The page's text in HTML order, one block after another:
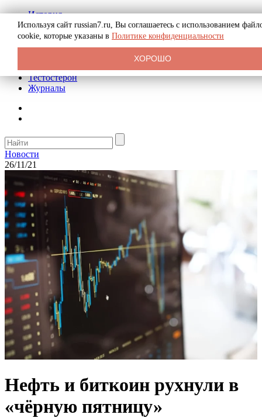
История
Биография
Криминал
Реклама на сайте
Тестостерон
Журналы
Новости
26/11/21
Нефть и биткоин рухнули в
«чёрную пятницу»
Используя сайт russian7.ru, Вы соглашаетесь с использованием
cookie, которые указаны в Политике конфиденциальности
ХОРОШО